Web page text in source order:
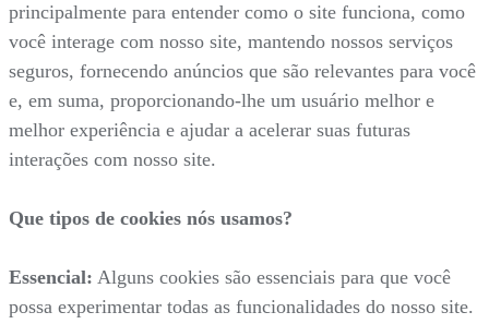
principalmente para entender como o site funciona, como
você interage com nosso site, mantendo nossos serviços
seguros, fornecendo anúncios que são relevantes para você
e, em suma, proporcionando-lhe um usuário melhor e
melhor experiência e ajudar a acelerar suas futuras
interações com nosso site.
Que tipos de cookies nós usamos?
Essencial: Alguns cookies são essenciais para que você
possa experimentar todas as funcionalidades do nosso site.